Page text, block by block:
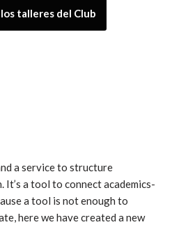
talleres del Club
a service to structure
a tool to connect academics-
a tool is not enough to
here we have created a new